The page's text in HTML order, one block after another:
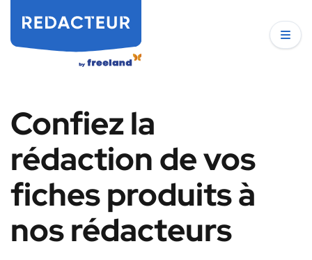
Confiez la
rédaction de vos
fiches produits à
nos rédacteurs